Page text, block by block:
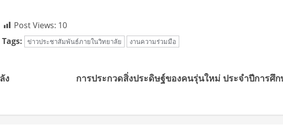
Post Views: 10
Tags:
ข่าวประชาสัมพันธ์ภายในวิทยาลัย งานความร่วมมือ
ง
การประกวดสิ่งประดิษฐ์ของคนรุ่นใหม่ ประจำปีการศึ